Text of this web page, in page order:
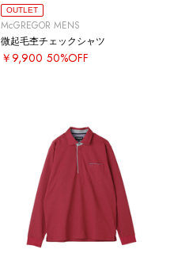
OUTLET
McGREGOR MENS
微起毛杢チェックシャツ
￥9,900 50%OFF